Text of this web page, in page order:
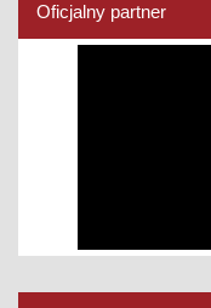
Oficjalny partner